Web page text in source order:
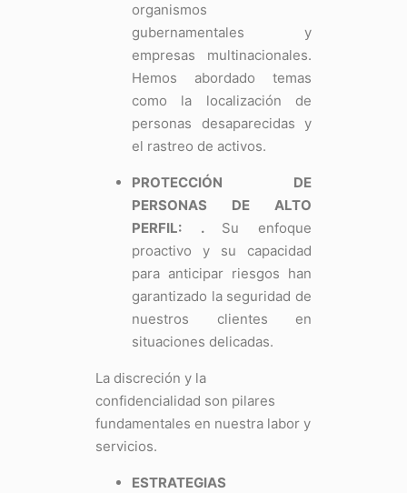
organismos
gubernamentales y
empresas multinacionales.
Hemos abordado temas
como la localización de
personas desaparecidas y
el rastreo de activos.
PROTECCIÓN DE
PERSONAS DE ALTO
PERFIL:
. Su enfoque
proactivo y su capacidad
para anticipar riesgos han
garantizado la seguridad de
nuestros clientes en
situaciones delicadas.
La discreción y la
confidencialidad son pilares
fundamentales en nuestra labor y
servicios.
ESTRATEGIAS